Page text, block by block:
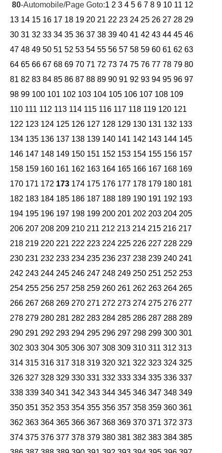
80-Automobile/Page Goto:1 2 3 4 5 6 7 8 9 10 11 12
13 14 15 16 17 18 19 20 21 22 23 24 25 26 27 28 29
30 31 32 33 34 35 36 37 38 39 40 41 42 43 44 45 46
47 48 49 50 51 52 53 54 55 56 57 58 59 60 61 62 63
64 65 66 67 68 69 70 71 72 73 74 75 76 77 78 79 80
81 82 83 84 85 86 87 88 89 90 91 92 93 94 95 96 97
98 99 100 101 102 103 104 105 106 107 108 109
110 111 112 113 114 115 116 117 118 119 120 121
122 123 124 125 126 127 128 129 130 131 132 133
134 135 136 137 138 139 140 141 142 143 144 145
146 147 148 149 150 151 152 153 154 155 156 157
158 159 160 161 162 163 164 165 166 167 168 169
170 171 172 173 174 175 176 177 178 179 180 181
182 183 184 185 186 187 188 189 190 191 192 193
194 195 196 197 198 199 200 201 202 203 204 205
206 207 208 209 210 211 212 213 214 215 216 217
218 219 220 221 222 223 224 225 226 227 228 229
230 231 232 233 234 235 236 237 238 239 240 241
242 243 244 245 246 247 248 249 250 251 252 253
254 255 256 257 258 259 260 261 262 263 264 265
266 267 268 269 270 271 272 273 274 275 276 277
278 279 280 281 282 283 284 285 286 287 288 289
290 291 292 293 294 295 296 297 298 299 300 301
302 303 304 305 306 307 308 309 310 311 312 313
314 315 316 317 318 319 320 321 322 323 324 325
326 327 328 329 330 331 332 333 334 335 336 337
338 339 340 341 342 343 344 345 346 347 348 349
350 351 352 353 354 355 356 357 358 359 360 361
362 363 364 365 366 367 368 369 370 371 372 373
374 375 376 377 378 379 380 381 382 383 384 385